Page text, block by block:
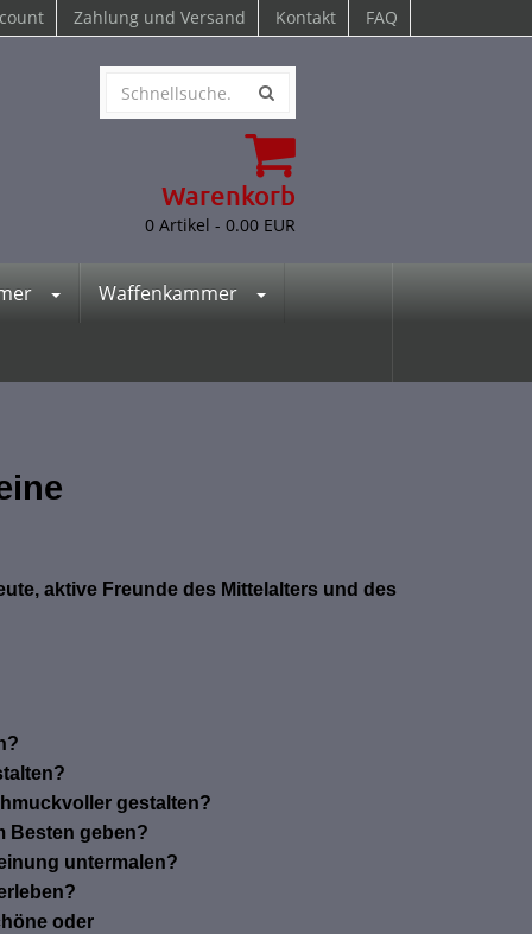
Zahlung und Versand Kontakt FAQ
Warenkorb
0Artikel - 0.00EUR
Waffenkammer
aktive Freunde des Mittelalters und des
gestalten?
Besten geben?
untermalen?
oder